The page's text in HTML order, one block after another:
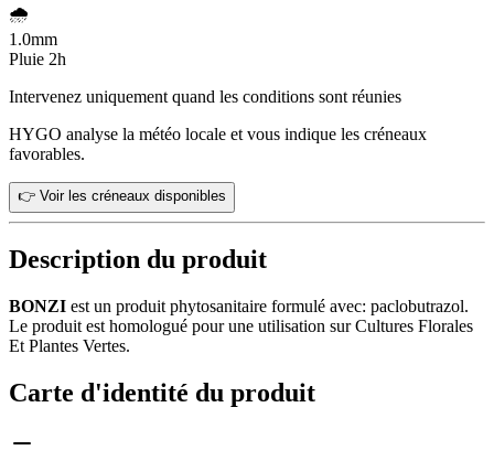
🌧️
1.0mm
Pluie 2h
Intervenez uniquement quand les conditions sont réunies
HYGO analyse la météo locale et vous indique les créneaux
favorables.
👉 Voir les créneaux disponibles
Description du produit
BONZI est un produit phytosanitaire formulé avec: paclobutrazol.
Le produit est homologué pour une utilisation sur Cultures Florales
Et Plantes Vertes.
Carte d'identité du produit